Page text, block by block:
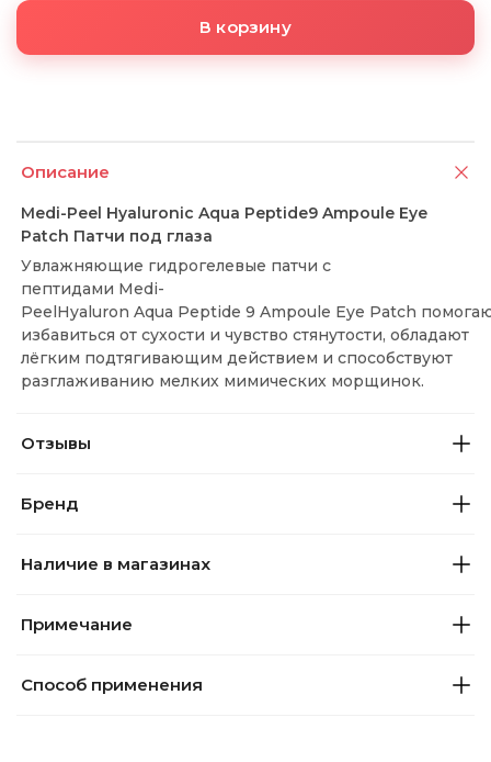
В корзину
Описание
Medi-Peel Hyaluronic Aqua Peptide9 Ampoule Eye
Patch Патчи под глаза
Увлажняющие гидрогелевые патчи с
пептидами Medi-
PeelHyaluron Aqua Peptide 9 Ampoule Eye Patch
избавиться от сухости и чувство стянутости, обладают
лёгким подтягивающим действием и способствуют
разглаживанию мелких мимических морщинок.
Отзывы
Бренд
Наличие в магазинах
Примечание
Способ применения